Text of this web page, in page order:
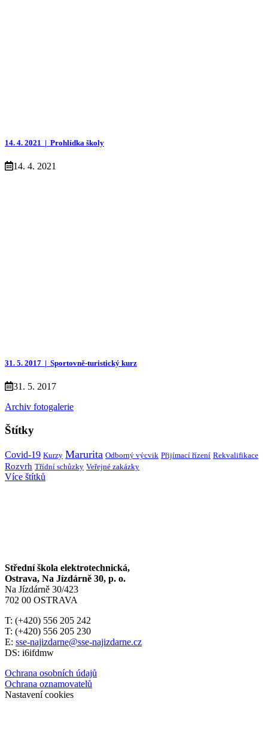
14. 4. 2021 | Prohlídka školy
14. 4. 2021
31. 5. 2017 | Sportovně-turistický kurz
31. 5. 2017
Archiv fotogalerie
Štítky
Covid-19 Kurzy Marurita Odborný výcvik Přijímací řízení Rekvalifikace
Rozvrh Třídní schůzky Veřejné zakázky
Více štítků
Střední škola elektrotechnická,
Ostrava, Na Jízdárně 30, p. o.
Na Jízdárně 30/423
702 00 OSTRAVA
T: (+420) 556 205 242
T: (+420) 556 205 230
E: sse-najizdarne@sse-najizdarne.cz
DS: i6ifdmw
Ochrana osobních údajů
Ochrana oznamovatelů
Nastavení cookies